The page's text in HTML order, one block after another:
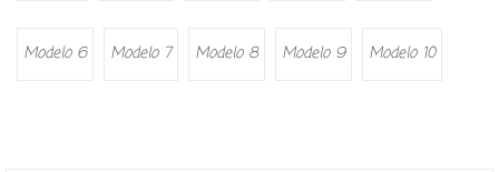
Modelo 6 Modelo 7 Modelo 8 Modelo 9 Modelo 10